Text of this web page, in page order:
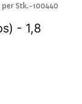
Stk.-100440
- 1,8